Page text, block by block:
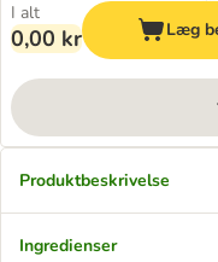
I alt
0,00 kr Læg
Produktbeskrivelse
Ingredienser